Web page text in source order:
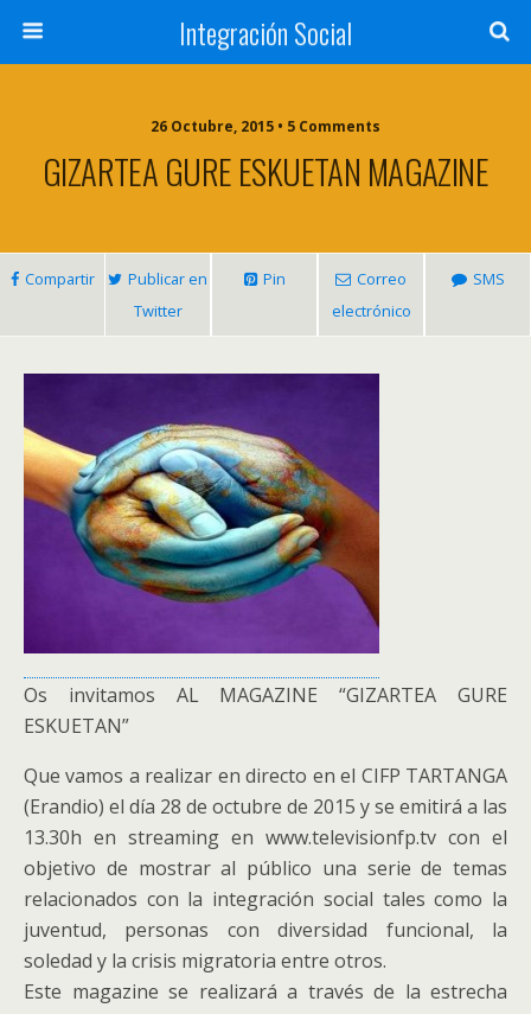
Integración Social
26 Octubre, 2015 • 5 Comments
GIZARTEA GURE ESKUETAN MAGAZINE
Compartir
Publicar en
Twitter
Pin
Correo
electrónico
SMS
Os invitamos AL MAGAZINE “GIZARTEA GURE
ESKUETAN”
Que vamos a realizar en directo en el CIFP TARTANGA
(Erandio) el día 28 de octubre de 2015 y se emitirá a las
13.30h en streaming en www.televisionfp.tv con el
objetivo de mostrar al público una serie de temas
relacionados con la integración social tales como la
juventud, personas con diversidad funcional, la
soledad y la crisis migratoria entre otros.
Este magazine se realizará a través de la estrecha